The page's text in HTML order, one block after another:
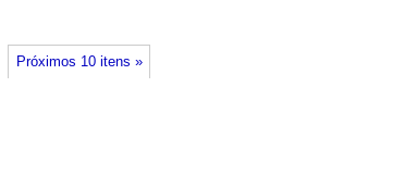
Próximos 10 itens »